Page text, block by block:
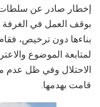
إخطار صادر عن سلطات
بوقف العمل في الغرفة
بناءها دون ترخيص،
لمتابعة الموضوع
الاحتلال وفي ظل عدم
قامت بهدمها.